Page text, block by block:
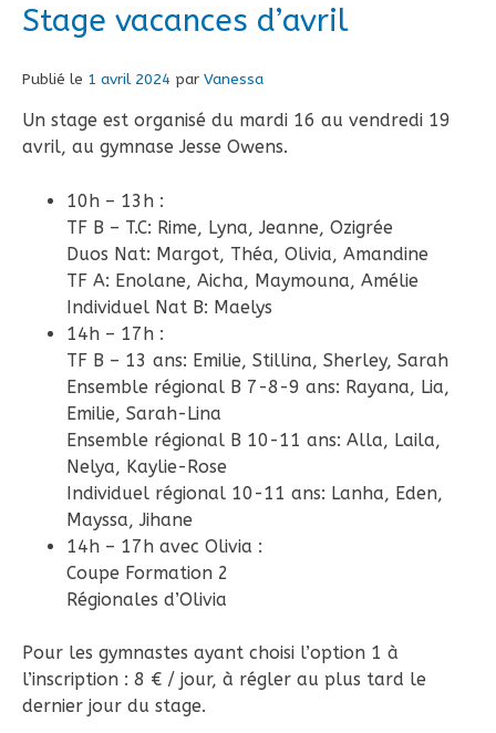
Stage vacances d’avril
Publié le 1 avril 2024 par Vanessa
Un stage est organisé du mardi 16 au vendredi 19
avril, au gymnase Jesse Owens.
10h – 13h :
TF B – T.C: Rime, Lyna, Jeanne, Ozigrée
Duos Nat: Margot, Théa, Olivia, Amandine
TF A: Enolane, Aicha, Maymouna, Amélie
Individuel Nat B: Maelys
14h – 17h :
TF B – 13 ans: Emilie, Stillina, Sherley, Sarah
Ensemble régional B 7-8-9 ans: Rayana, Lia,
Emilie, Sarah-Lina
Ensemble régional B 10-11 ans: Alla, Laila,
Nelya, Kaylie-Rose
Individuel régional 10-11 ans: Lanha, Eden,
Mayssa, Jihane
14h – 17h avec Olivia :
Coupe Formation 2
Régionales d’Olivia
Pour les gymnastes ayant choisi l’option 1 à
l’inscription : 8 € / jour, à régler au plus tard le
dernier jour du stage.